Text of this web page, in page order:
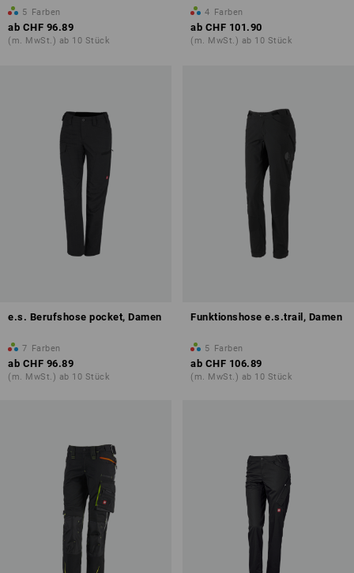
5 Farben
ab CHF 96.89
(m. MwSt.) ab 10 Stück
4 Farben
ab CHF 101.90
(m. MwSt.) ab 10 Stück
e.s. Berufshose pocket, Damen
7 Farben
ab CHF 96.89
(m. MwSt.) ab 10 Stück
Funktionshose e.s.trail, Damen
5 Farben
ab CHF 106.89
(m. MwSt.) ab 10 Stück